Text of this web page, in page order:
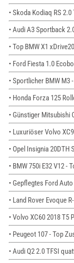
• Skoda Kodiaq RS
• Audi A3 Sportback
• Top BMW X1
• Ford Fiesta 1.0
• Sportlicher BMW M3
• Honda Forza 125
• Günstiger Mitsubishi
• Luxuriöser Volvo
• Opel Insignia 20DTH
• BMW 750i E32 V12 -
• Gepflegtes Ford
• Land Rover Evoque
• Volvo XC60 2018 T5
• Peugeot 107 - Top
• Audi Q2 2.0 TFSI